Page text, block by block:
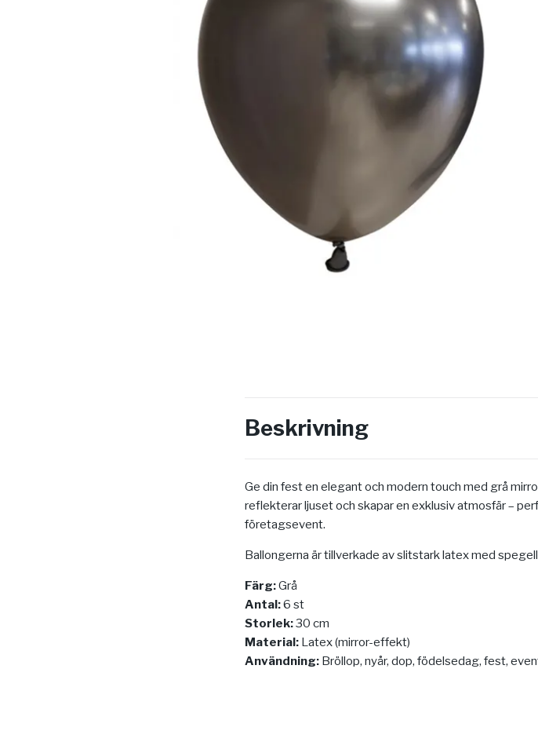
Beskrivning
Ge din fest en elegant och modern touch med grå
reflekterar ljuset och skapar en exklusiv atmosfär –
företagsevent.
Ballongerna är tillverkade av slitstark latex med
Färg:Grå
Antal:6 st
Storlek:30 cm
Material: Latex (mirror-effekt)
Användning: Bröllop, nyår, dop, födelsedag, fest,